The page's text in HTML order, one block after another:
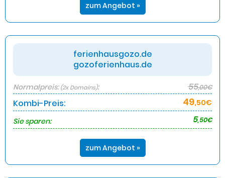
zum Angebot »
ferienhausgozo.de
gozoferienhaus.de
Normalpreis:(2x Domains): 55,00€
Kombi-Preis: 49,50€
Sie sparen:
5,50€
zum Angebot »